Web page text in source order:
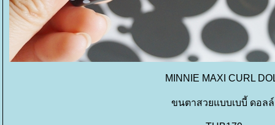
MINNIE MAXI CURL
ขนตาสวยแบบเบบี้ ดอล